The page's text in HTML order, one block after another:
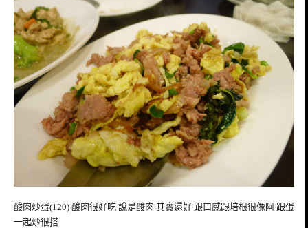
酸肉炒蛋(120) 酸肉很好吃 說是酸肉 其實還好 跟口感跟培根很像阿 跟蛋
一起炒很搭